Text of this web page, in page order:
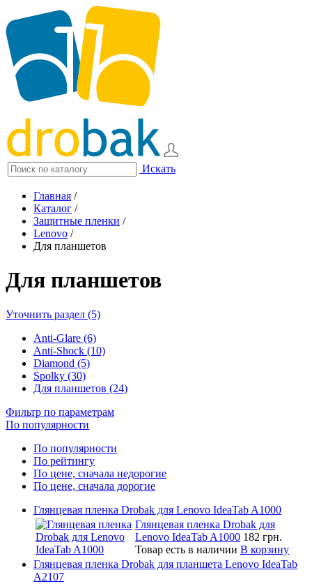
Искать
Главная /
Каталог /
Защитные пленки /
Lenovo /
Для планшетов
Для планшетов
Уточнить раздел (5)
Anti-Glare (6)
Anti-Shock (10)
Diamond (5)
Spolky (30)
Для планшетов (24)
Фильтр по параметрам
По популярности
По популярности
По рейтингу
По цене, сначала недорогие
По цене, сначала дорогие
Глянцевая пленка Drobak для Lenovo IdeaTab A1000
Глянцевая пленка Drobak для
Lenovo IdeaTab A1000 182 грн.
Товар есть в наличии В корзину
Глянцевая пленка Drobak для планшета Lenovo IdeaTab
A2107